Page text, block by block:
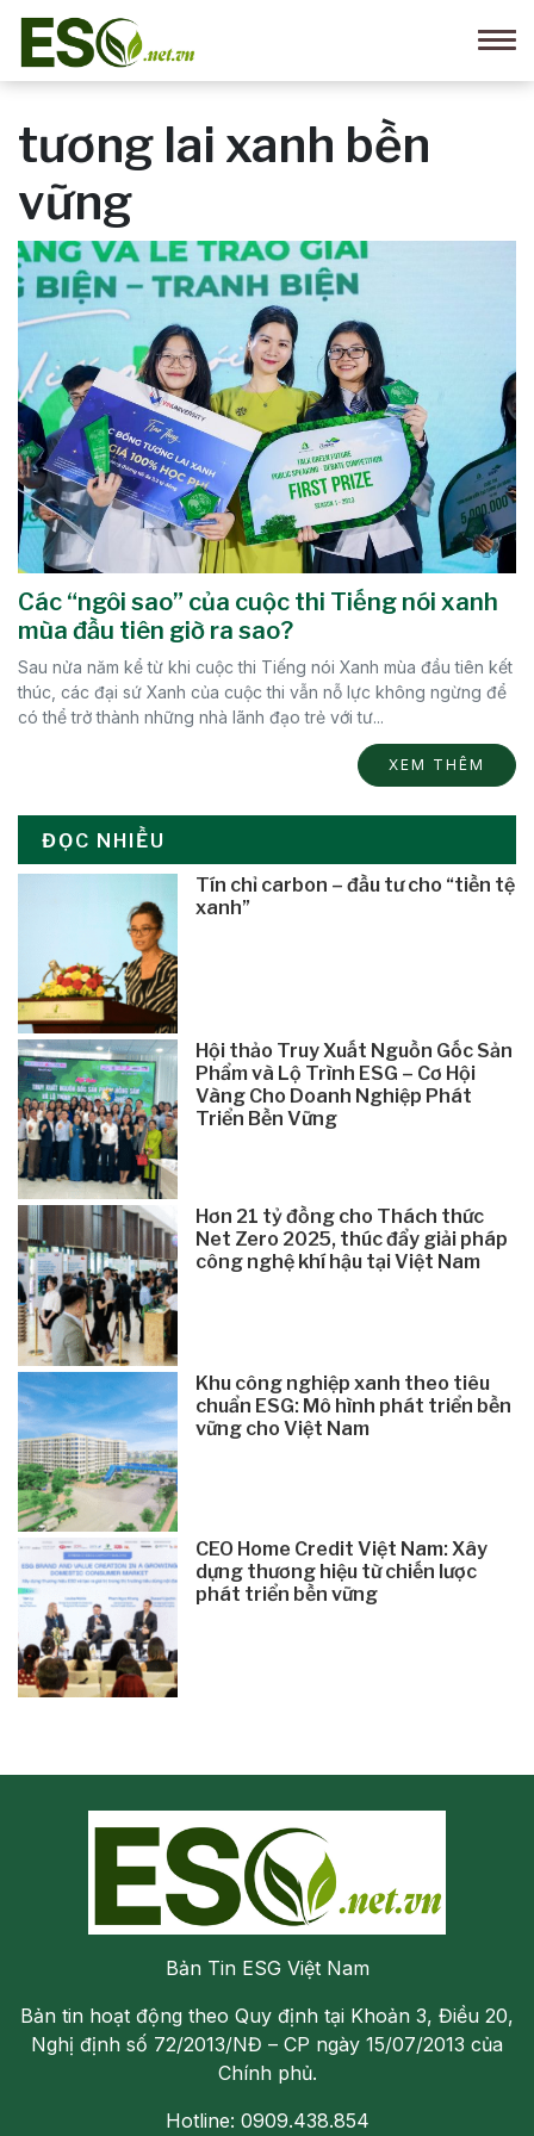
tương lai xanh bền
vững
Các “ngôi sao” của cuộc thi Tiếng nói xanh
mùa đầu tiên giờ ra sao?
Sau nửa năm kể từ khi cuộc thi Tiếng nói Xanh mùa đầu tiên kết
thúc, các đại sứ Xanh của cuộc thi vẫn nỗ lực không ngừng để
có thể trở thành những nhà lãnh đạo trẻ với tư...
XEM THÊM
ĐỌC NHIỀU
Tín chỉ carbon – đầu tư cho “tiền tệ
xanh”
Hội thảo Truy Xuất Nguồn Gốc Sản
Phẩm và Lộ Trình ESG – Cơ Hội
Vàng Cho Doanh Nghiệp Phát
Triển Bền Vững
Hơn 21 tỷ đồng cho Thách thức
Net Zero 2025, thúc đẩy giải pháp
công nghệ khí hậu tại Việt Nam
Khu công nghiệp xanh theo tiêu
chuẩn ESG: Mô hình phát triển bền
vững cho Việt Nam
CEO Home Credit Việt Nam: Xây
dựng thương hiệu từ chiến lược
phát triển bền vững
Bản Tin ESG Việt Nam
Bản tin hoạt động theo Quy định tại Khoản 3, Điều 20,
Nghị định số 72/2013/NĐ – CP ngày 15/07/2013 của
Chính phủ.
Hotline: 0909.438.854